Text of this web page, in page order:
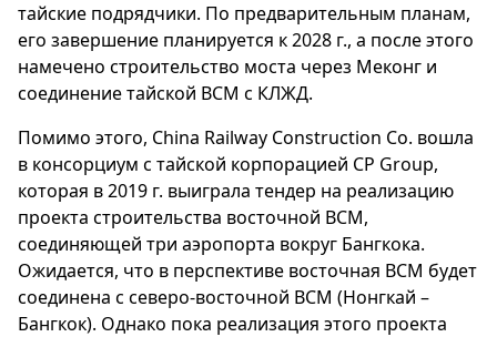
тайские подрядчики. По предварительным планам,
его завершение планируется к 2028 г., а после этого
намечено строительство моста через Меконг и
соединение тайской ВСМ с КЛЖД.
Помимо этого, China Railway Construction Co. вошла
в консорциум с тайской корпорацией CP Group,
которая в 2019 г. выиграла тендер на реализацию
проекта строительства восточной ВСМ,
соединяющей три аэропорта вокруг Бангкока.
Ожидается, что в перспективе восточная ВСМ будет
соединена с северо-восточной ВСМ (Нонгкай –
Бангкок). Однако пока реализация этого проекта